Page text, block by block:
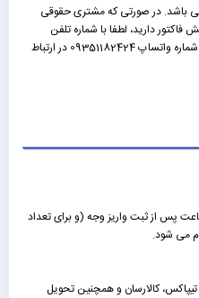
باشد. در صورتی که مشتری حقوقی
دارید، لطفا با شماره تلفن
02158693000 یا تماس بگیرید و یا با ما با شماره واتساپ 09351182424 در ارتباط
تحویل حضوری سفارش حداکثر 6 ساعت پس از ثبت واریز وجه (و برای تعداد
می شود.
کالارسان و همچنین تحویل